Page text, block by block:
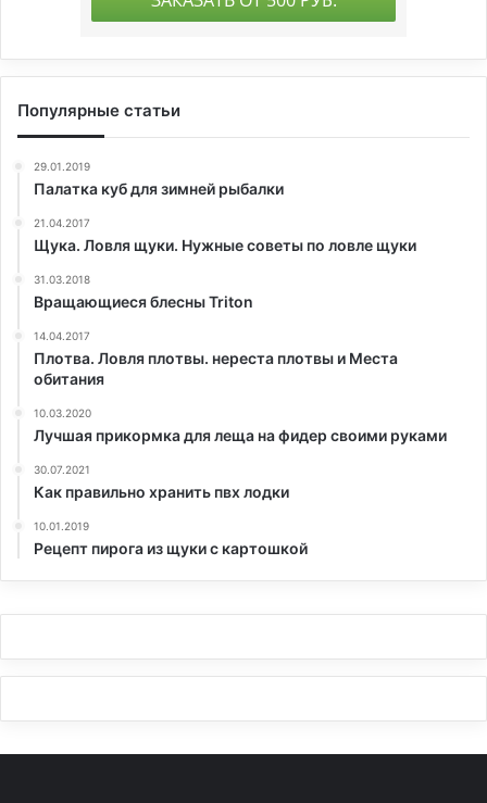
Популярные статьи
29.01.2019
Палатка куб для зимней рыбалки
21.04.2017
Щука. Ловля щуки. Нужные советы по ловле щуки
31.03.2018
Вращающиеся блесны Triton
14.04.2017
Плотва. Ловля плотвы. нереста плотвы и Места
обитания
10.03.2020
Лучшая прикормка для леща на фидер своими руками
30.07.2021
Как правильно хранить пвх лодки
10.01.2019
Рецепт пирога из щуки с картошкой